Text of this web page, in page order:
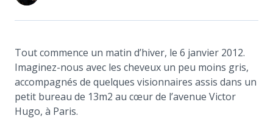
Tout commence un matin d’hiver, le 6 janvier 2012.
Imaginez-nous avec les cheveux un peu moins gris,
accompagnés de quelques visionnaires assis dans un
petit bureau de 13m2 au cœur de l’avenue Victor
Hugo, à Paris.